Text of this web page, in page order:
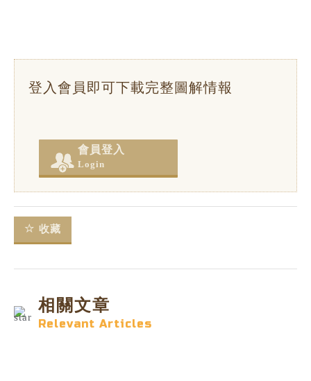
登入會員即可下載完整圖解情報
會員登入
Login
收藏
相關文章
Relevant Articles